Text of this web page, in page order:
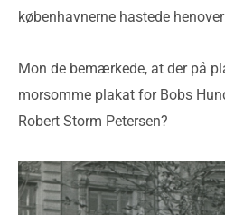
københavnerne hastede
Mon de bemærkede, at der på
morsomme plakat for Bobs
Robert Storm Petersen?